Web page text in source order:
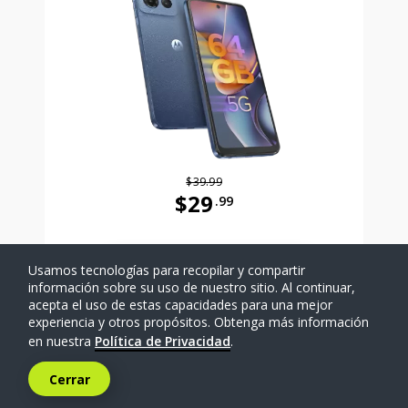
$39.99
$29 .99
SELECCIONAR TELÉFONO
Comparar
Usamos tecnologías para recopilar y compartir
información sobre su uso de nuestro sitio. Al continuar,
acepta el uso de estas capacidades para una mejor
experiencia y otros propósitos. Obtenga más información
en nuestra Política de Privacidad.
Cerrar